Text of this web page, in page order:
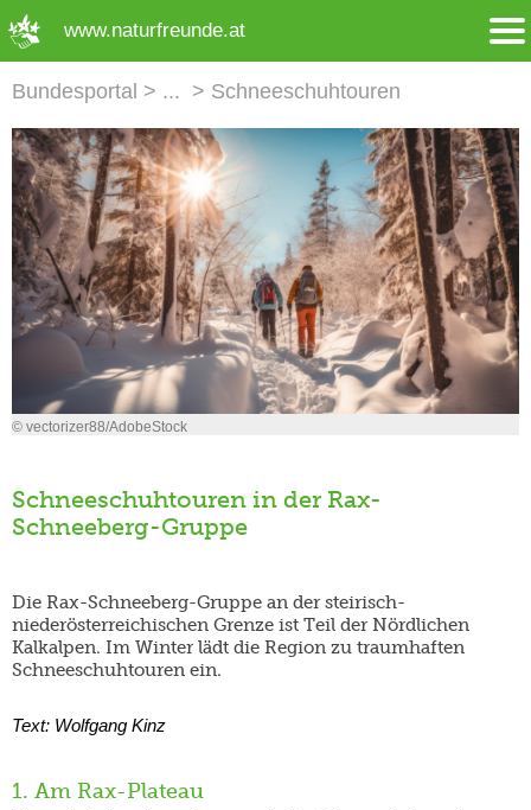
www.naturfreunde.at
Bundesportal Schneeschuhtouren
© vectorizer88/AdobeStock
Schneeschuhtouren in der Rax-
Schneeberg-Gruppe
Die Rax-Schneeberg-Gruppe an der steirisch-
niederösterreichischen Grenze ist Teil der Nördlichen
Kalkalpen. Im Winter lädt die Region zu traumhaften
Schneeschuhtouren ein.
Text: Wolfgang Kinz
1. Am Rax-Plateau